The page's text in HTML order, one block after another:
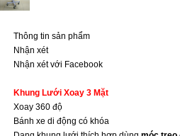
Thông tin sản phẩm
Nhận xét
Nhận xét với Facebook
Khung Lưới Xoay 3 Mặt
Xoay 360 độ
Bánh xe di động có khóa